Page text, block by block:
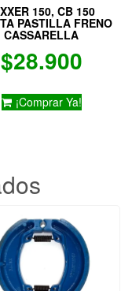
150, CB 150
PASTILLA FRENO
CASSARELLA
$28.900
¡Comprar Ya!